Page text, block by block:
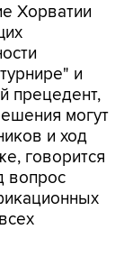
Хорватии
и
прецедент,
могут
и ход
говорится
вопрос